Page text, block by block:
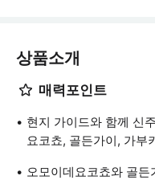
상품소개
매력포인트
현지 가이드와 함께 신
요코쵸, 골든가이, 가부
오모이데요코쵸와 골